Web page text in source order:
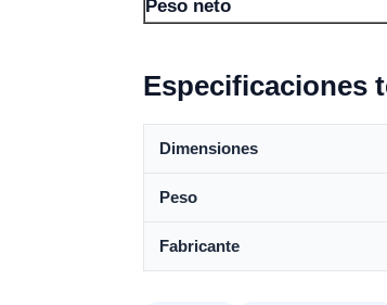
Peso neto
Especificaciones
Dimensiones
Peso
Fabricante